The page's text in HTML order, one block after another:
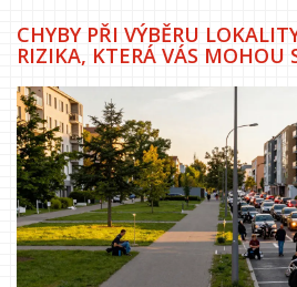
CHYBY PŘI VÝBĚRU
RIZIKA, KTERÁ VÁS MOHOU